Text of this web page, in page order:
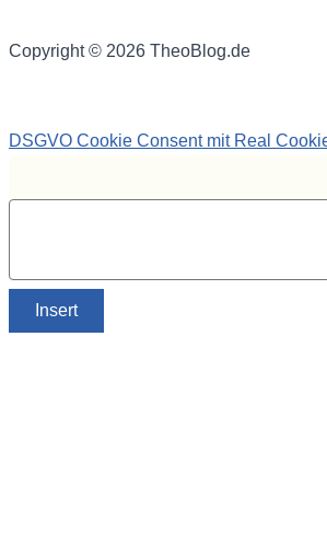
Copyright © 2026 TheoBlog.de
DSGVO Cookie Consent mit Real
Insert